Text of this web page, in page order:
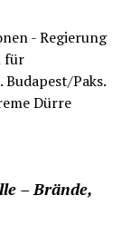
- Regierung
für
Paks.
Dürre
– Brände,